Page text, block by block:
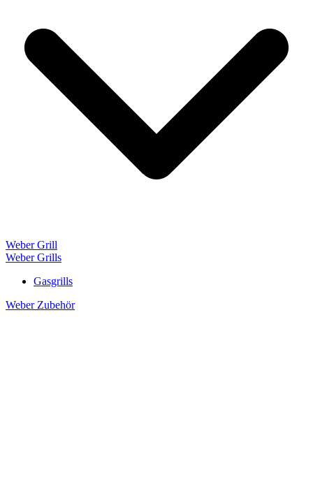
Weber Grill
Weber Grills
Gasgrills
Weber Zubehör